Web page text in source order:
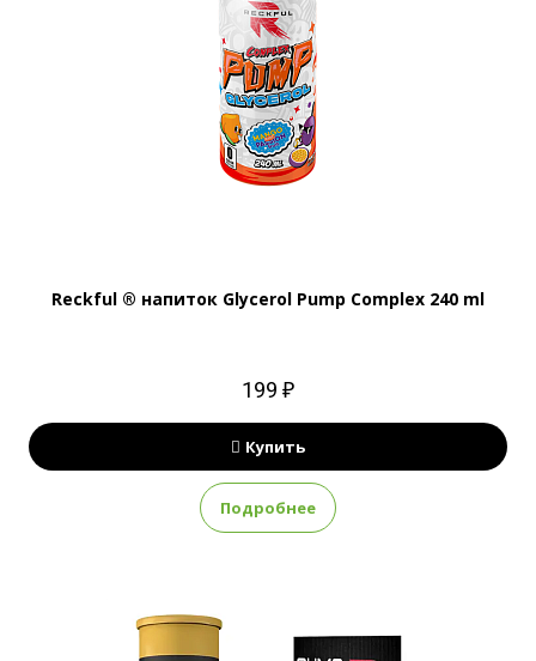
Reckful ® напиток Glycerol Pump Complex 240 ml
199 ₽
Купить
Подробнее